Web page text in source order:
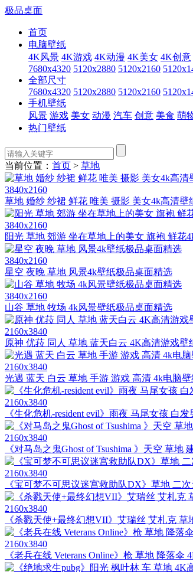
极品桌面
首页
电脑壁纸
4K风景 4K游戏 4K动漫 4K美女 4K创意
7680x4320 5120x2880 5120x2160
全部尺寸
7680x4320 5120x2880 5120x2160
手机壁纸
风景 游戏 美女 动漫 汽车 创意 美食 萌
热门壁纸
当前位置： 首页 > 草地
3840x2160
草地 婚纱 纱裙 鲜花 唯美 摄影 美女4k高清壁
3840x2160
阳光 草地 郊游 坐在草地上的美女 旗袍 鲜花
3840x2160
星空 夜晚 草地 风景4k壁纸极品桌面精选
3840x2160
山谷 草地 牧场 4k风景壁纸极品桌面精选
2160x3840
原神 优菈 同人 草地 蓝天白云 4K高清游戏壁
2160x3840
光遇 蓝天 白云 草地 手游 游戏 高清 4k电脑壁
2160x3840
《生化危机-resident evil》雨夜 马尾女孩 白发
2160x3840
《对马岛之鬼Ghost of Tsushima 》天空 草地
2160x3840
《宝可梦不可思议迷宫救助队DX》草地 二
2160x3840
《杀戮天使+最终幻想VII》艾瑞丝 艾札克 草
2160x3840
《老兵在线 Veterans Online》枪 草地 降落伞